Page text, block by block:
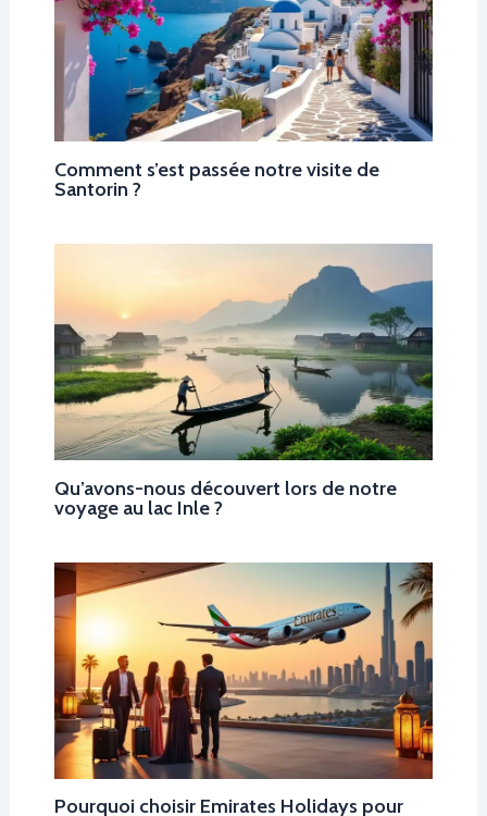
Comment s’est passée notre visite de
Santorin ?
Qu’avons-nous découvert lors de notre
voyage au lac Inle ?
Pourquoi choisir Emirates Holidays pour